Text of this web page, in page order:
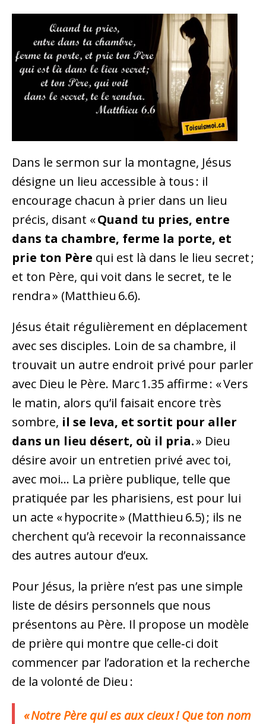
Dans le sermon sur la montagne, Jésus
désigne un lieu accessible à tous : il
encourage chacun à prier dans un lieu
précis, disant «Quand tu pries, entre
dans ta chambre, ferme la porte, et
prie ton Père qui est là dans le lieu secret ;
et ton Père, qui voit dans le secret, te le
rendra » (Matthieu 6.6).
Jésus était régulièrement en déplacement
avec ses disciples. Loin de sa chambre, il
trouvait un autre endroit privé pour parler
avec Dieu le Père. Marc 1.35 affirme : « Vers
le matin, alors qu’il faisait encore très
sombre, il se leva, et sortit pour aller
dans un lieu désert, où il pria.» Dieu
désire avoir un entretien privé avec toi,
avec moi… La prière publique, telle que
pratiquée par les pharisiens, est pour lui
un acte « hypocrite » (Matthieu 6.5) ; ils ne
cherchent qu’à recevoir la reconnaissance
des autres autour d’eux.
Pour Jésus, la prière n’est pas une simple
liste de désirs personnels que nous
présentons au Père. Il propose un modèle
de prière qui montre que celle‑ci doit
commencer par l’adoration et la recherche
de la volonté de Dieu :
« Notre Père qui es aux cieux ! Que ton nom